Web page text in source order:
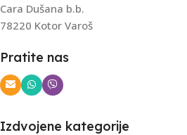
Cara Dušana b.b.
78220 Kotor Varoš
Pratite nas
Izdvojene kategorije